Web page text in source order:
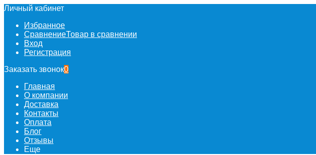
Личный кабинет
Избранное
СравнениеТовар в сравнении
Вход
Регистрация
Заказать звонок0
Главная
О компании
Доставка
Контакты
Оплата
Блог
Отзывы
Еще